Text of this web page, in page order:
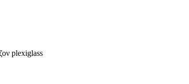
plexiglass